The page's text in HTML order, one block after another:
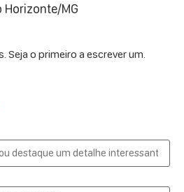
Horizonte/MG
Seja o primeiro a escrever um.